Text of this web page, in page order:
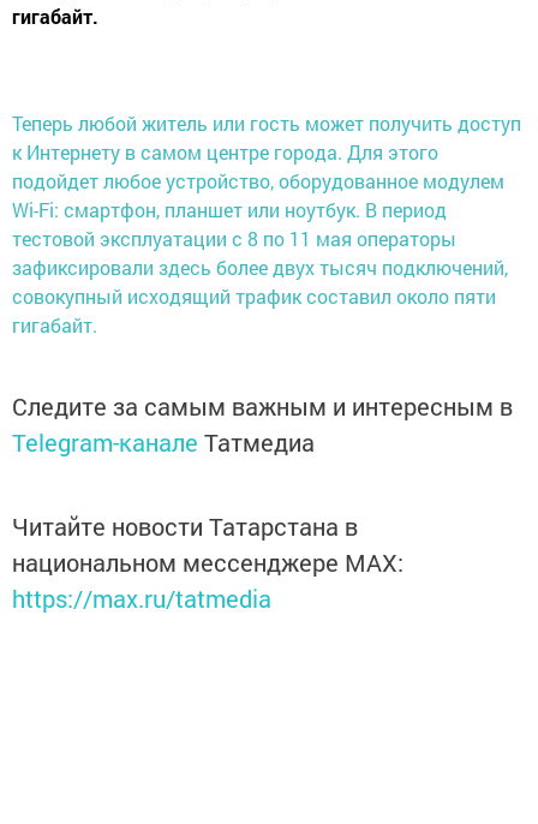
гигабайт.
Теперь любой житель или гость может получить доступ
к Интернету в самом центре города. Для этого
подойдет любое устройство, оборудованное модулем
Wi-Fi: смартфон, планшет или ноутбук. В период
тестовой эксплуатации с 8 по 11 мая операторы
зафиксировали здесь более двух тысяч подключений,
совокупный исходящий трафик составил около пяти
гигабайт.
Следите за самым важным и интересным в
Telegram-канале Татмедиа
Читайте новости Татарстана в
национальном мессенджере MАХ:
https://max.ru/tatmedia